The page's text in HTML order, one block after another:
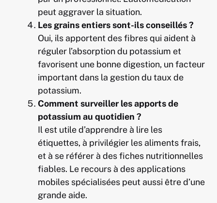
peut aggraver la situation.
Les grains entiers sont-ils conseillés ?
Oui, ils apportent des fibres qui aident à
réguler l’absorption du potassium et
favorisent une bonne digestion, un facteur
important dans la gestion du taux de
potassium.
Comment surveiller les apports de
potassium au quotidien ?
Il est utile d’apprendre à lire les
étiquettes, à privilégier les aliments frais,
et à se référer à des fiches nutritionnelles
fiables. Le recours à des applications
mobiles spécialisées peut aussi être d’une
grande aide.